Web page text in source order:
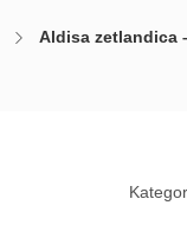
Aldisa zetlandica